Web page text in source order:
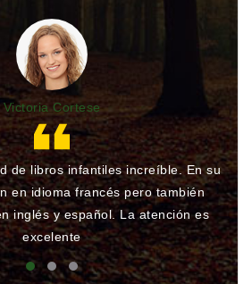
Victoria Cortese
de libros infantiles increíble. En su
en idioma francés pero también
inglés y español. La atención es
excelente